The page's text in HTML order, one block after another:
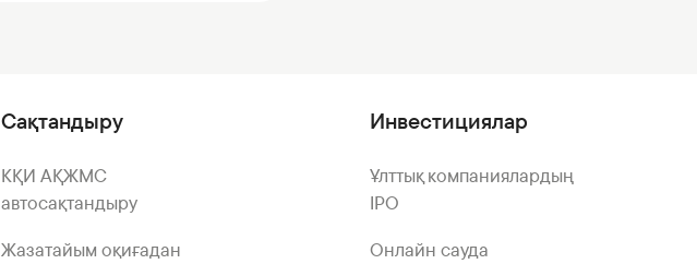
Сақтандыру
КҚИ АҚЖМС
автосақтандыру
Жазатайым оқиғадан
Инвестициялар
Ұлттық компаниялардың
IPO
Онлайн сауда